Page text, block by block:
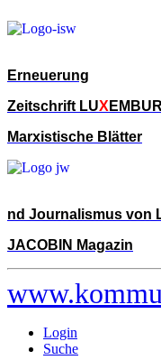
Erneuerung
Zeitschrift LUX
Marxistische Blätter
nd Journalismus von
JACOBIN Magazin
Login
Suche